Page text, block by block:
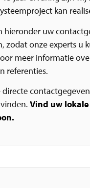
kan
hieronder uw
zodat onze experts u
meer informatie
referenties.
Vind uw lokale